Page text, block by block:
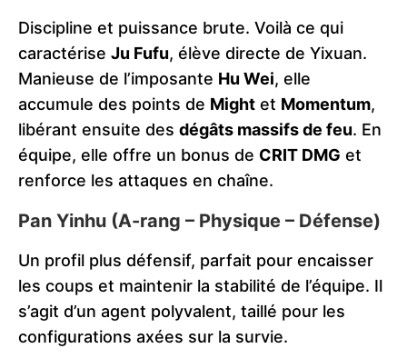
Discipline et puissance brute. Voilà ce qui
caractérise Ju Fufu, élève directe de Yixuan.
Manieuse de l’imposante Hu Wei, elle
accumule des points de Might et Momentum,
libérant ensuite des dégâts massifs de feu. En
équipe, elle offre un bonus de CRIT DMG et
renforce les attaques en chaîne.
Pan Yinhu (A-rang – Physique – Défense)
Un profil plus défensif, parfait pour encaisser
les coups et maintenir la stabilité de l’équipe. Il
s’agit d’un agent polyvalent, taillé pour les
configurations axées sur la survie.